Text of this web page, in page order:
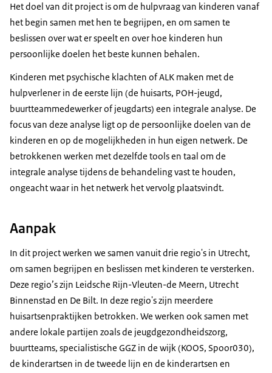
Het doel van dit project is om de hulpvraag van kinderen vanaf
het begin samen met hen te begrijpen, en om samen te
beslissen over wat er speelt en over hoe kinderen hun
persoonlijke doelen het beste kunnen behalen.
Kinderen met psychische klachten of ALK maken met de
hulpverlener in de eerste lijn (de huisarts, POH-jeugd,
buurtteammedewerker of jeugdarts) een integrale analyse. De
focus van deze analyse ligt op de persoonlijke doelen van de
kinderen en op de mogelijkheden in hun eigen netwerk. De
betrokkenen werken met dezelfde tools en taal om de
integrale analyse tijdens de behandeling vast te houden,
ongeacht waar in het netwerk het vervolg plaatsvindt.
Aanpak
In dit project werken we samen vanuit drie regio's in Utrecht,
om samen begrijpen en beslissen met kinderen te versterken.
Deze regio’s zijn Leidsche Rijn-Vleuten-de Meern, Utrecht
Binnenstad en De Bilt. In deze regio's zijn meerdere
huisartsenpraktijken betrokken. We werken ook samen met
andere lokale partijen zoals de jeugdgezondheidszorg,
buurtteams, specialistische GGZ in de wijk (KOOS, Spoor030),
de kinderartsen in de tweede lijn en de kinderartsen en